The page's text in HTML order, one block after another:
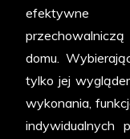
efektywne
domu.
tylko jej
wykonania,
indywidualnych